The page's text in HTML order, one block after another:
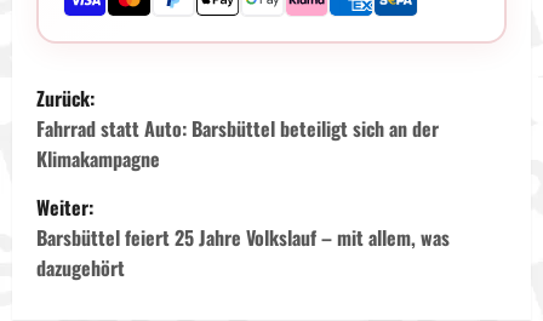
B
e
i
t
r
Zurück:
Fahrrad statt Auto: Barsbüttel beteiligt sich an der
Klimakampagne
Weiter:
Barsbüttel feiert 25 Jahre Volkslauf – mit allem, was
dazugehört